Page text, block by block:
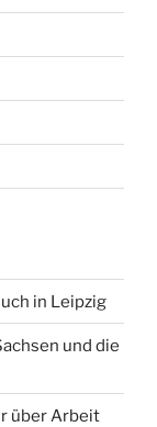
in Leipzig
und die
über Arbeit